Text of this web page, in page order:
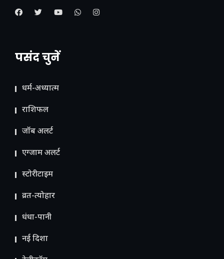
पसंद चुनें
धर्म-अध्यात्म
राशिफल
जॉब अलर्ट
एग्जाम अलर्ट
स्टोरीटाइम
व्रत-त्योहार
धंधा-पानी
नई दिशा